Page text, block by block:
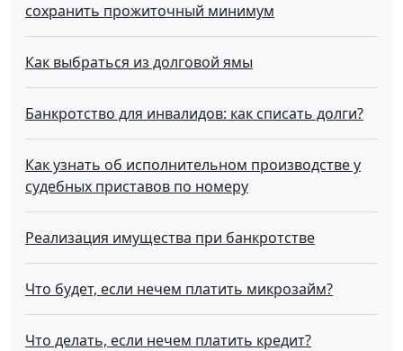
сохранить прожиточный минимум
Как выбраться из долговой ямы
Банкротство для инвалидов: как списать долги?
Как узнать об исполнительном производстве у
судебных приставов по номеру
Реализация имущества при банкротстве
Что будет, если нечем платить микрозайм?
Что делать, если нечем платить кредит?